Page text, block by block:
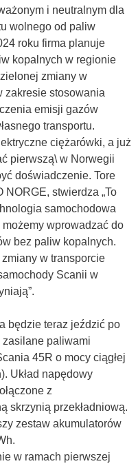
i neutralnym dla
wolnego od paliw
roku firma planuje
kopalnych w regionie
zmiany w
zakresie stosowania
emisji gazów
transportu.
ciężarówki, a już
pierwszą\ w Norwegii
doświadczenie. Tore
NORGE, stwierdza „To
samochodowa
wprowadzać do
bez paliw kopalnych.
w transporcie
Scanii w
będzie teraz jeździć po
zasilane paliwami
45R o mocy ciągłej
Układ napędowy
z
skrzynią przekładniową.
zestaw akumulatorów
w ramach pierwszej